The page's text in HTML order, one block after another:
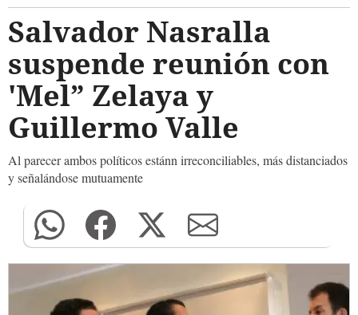
Salvador Nasralla
suspende reunión con
'Mel” Zelaya y
Guillermo Valle
Al parecer ambos políticos estánn irreconciliables, más distanciados
y señalándose mutuamente